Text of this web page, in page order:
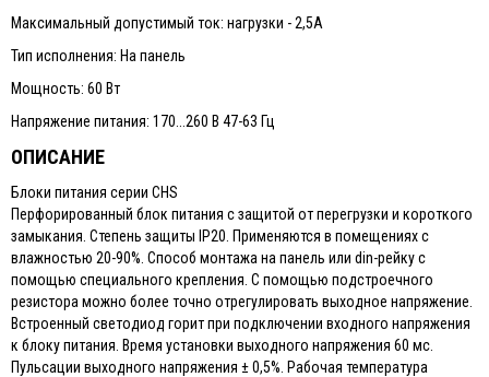
Максимальный допустимый ток: нагрузки - 2,5А
Тип исполнения: На панель
Мощность: 60 Вт
Напряжение питания: 170...260 В 47-63 Гц
ОПИСАНИЕ
Блоки питания серии CHS
Перфорированный блок питания с защитой от перегрузки и короткого
замыкания. Степень защиты IP20. Применяются в помещениях с
влажностью 20-90%. Способ монтажа на панель или din-рейку с
помощью специального крепления. С помощью подстроечного
резистора можно более точно отрегулировать выходное напряжение.
Встроенный светодиод горит при подключении входного напряжения
к блоку питания. Время установки выходного напряжения 60 мс.
Пульсации выходного напряжения ± 0,5%. Рабочая температура